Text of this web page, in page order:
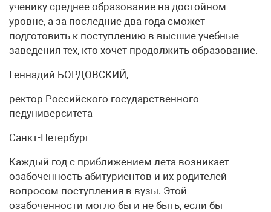
ученику среднее образование на достойном
уровне, а за последние два года сможет
подготовить к поступлению в высшие учебные
заведения тех, кто хочет продолжить образование.
Геннадий БОРДОВСКИЙ,
ректор Российского государственного
педуниверситета
Санкт-Петербург
Kаждый год с приближением лета возникает
озабоченность абитуриентов и их родителей
вопросом поступления в вузы. Этой
озабоченности могло бы и не быть, если бы